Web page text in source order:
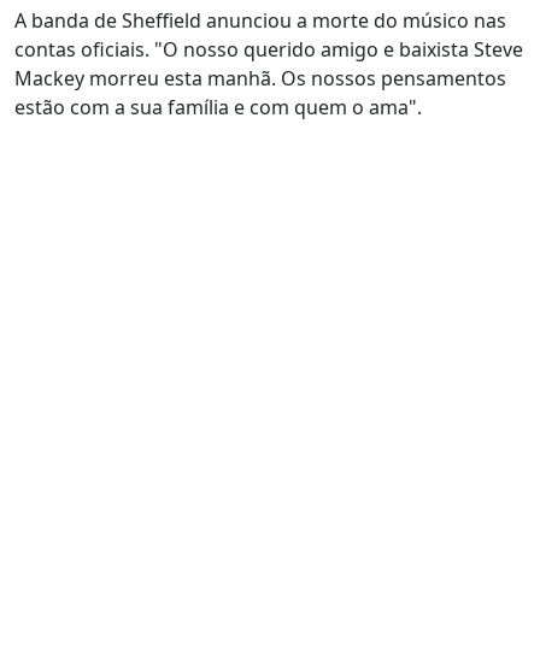
A banda de Sheffield anunciou a morte do músico nas
contas oficiais. "O nosso querido amigo e baixista Steve
Mackey morreu esta manhã. Os nossos pensamentos
estão com a sua família e com quem o ama".